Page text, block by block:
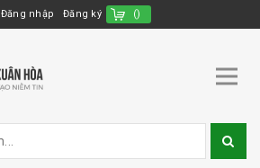
Đăng nhập Đăng ký ()